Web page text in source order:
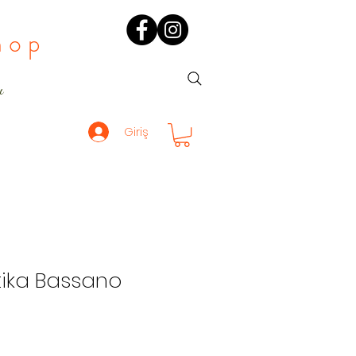
Giriş
Bassano